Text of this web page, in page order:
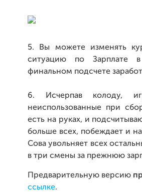
5. Вы можете изменять
ситуацию по Зарплате
финальном подсчете
6. Исчерпав колоду,
неиспользованные при
есть на руках, и
больше всех, побеждает и
Сова увольняет всех
в три смены за прежнюю
Предварительную версию
ссылке.